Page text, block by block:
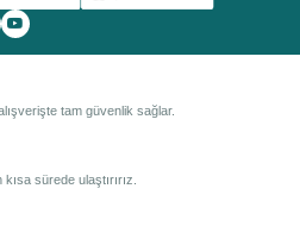
tam güvenlik sağlar.
sürede ulaştırırız.